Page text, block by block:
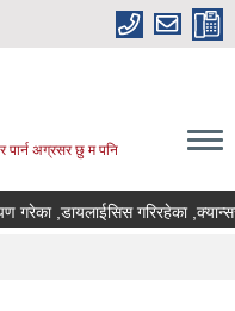
पार्न अग्रसर छु म पनि
गरेका ,डायलाईसिस गरिरहेका